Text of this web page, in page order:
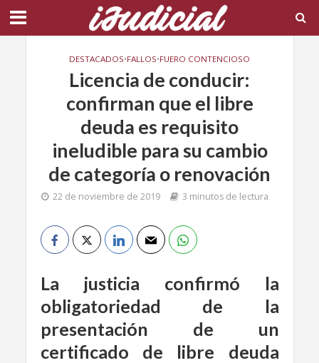
DESTACADOS•FALLOS•FUERO CONTENCIOSO
Licencia de conducir:
confirman que el libre
deuda es requisito
ineludible para su cambio
de categoría o renovación
22 de noviembre de 2019 3 minutos de lectura
La justicia confirmó la
obligatoriedad de la
presentación de un
certificado de libre deuda